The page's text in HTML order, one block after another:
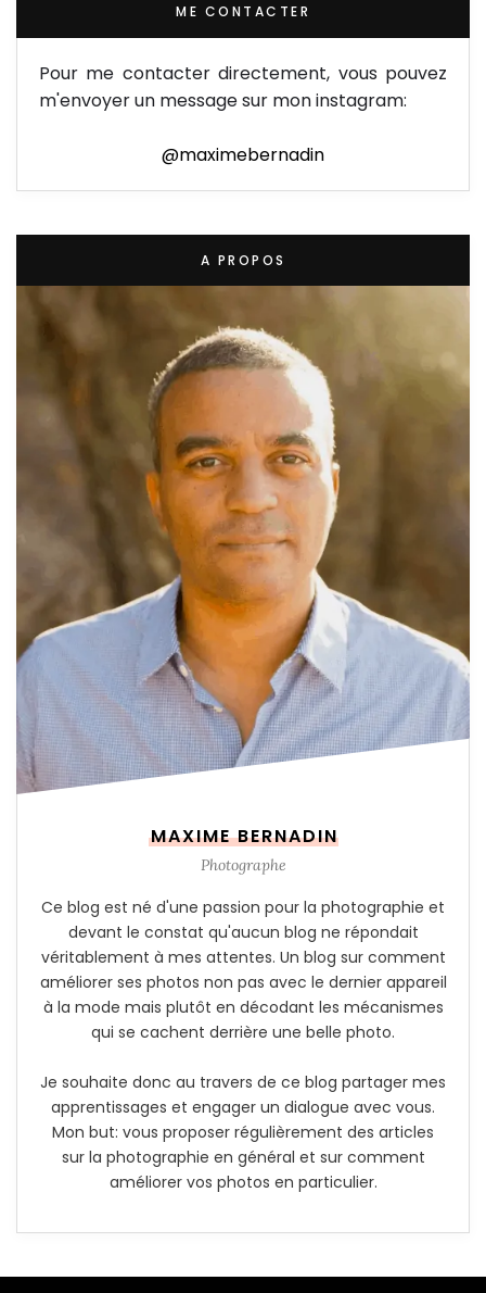
ME CONTACTER
Pour me contacter directement, vous pouvez
m'envoyer un message sur mon instagram:
@maximebernadin
A PROPOS
MAXIME BERNADIN
Photographe
Ce blog est né d'une passion pour la photographie et
devant le constat qu'aucun blog ne répondait
véritablement à mes attentes. Un blog sur comment
améliorer ses photos non pas avec le dernier appareil
à la mode mais plutôt en décodant les mécanismes
qui se cachent derrière une belle photo.
Je souhaite donc au travers de ce blog partager mes
apprentissages et engager un dialogue avec vous.
Mon but: vous proposer régulièrement des articles
sur la photographie en général et sur comment
améliorer vos photos en particulier.